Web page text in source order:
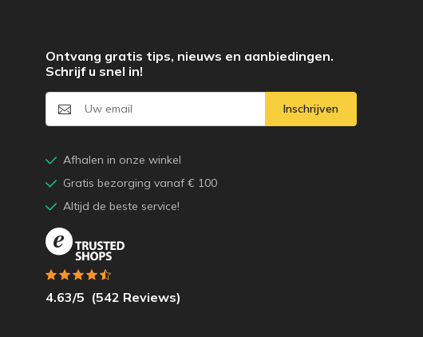
Ontvang gratis tips, nieuws en aanbiedingen.
Schrijf u snel in!
Inschrijven
Afhalen in onze winkel
Gratis bezorging vanaf € 100
Altijd de beste service!
4.63/5 (542 Reviews)